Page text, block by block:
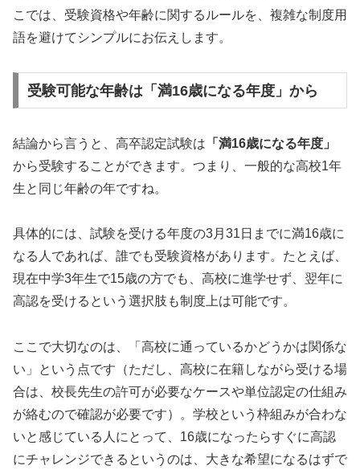
こでは、受験資格や年齢に関するルールを、複雑な制度用
語を避けてシンプルにお伝えします。
受験可能な年齢は「満16歳になる年度」から
結論から言うと、高卒認定試験は 「満16歳になる年度」
から受験することができます。つまり、一般的な高校1年
生と同じ年齢の年ですね。
具体的には、試験を受ける年度の3月31日までに満16歳に
なる人であれば、誰でも受験資格があります。たとえば、
現在中学3年生で15歳の方でも、高校に進学せず、翌年に
高認を受けるという選択肢も制度上は可能です。
ここで大切なのは、「高校に通っているかどうかは関係な
い」という点です（ただし、高校に在籍しながら受ける場
合は、校長先生の許可が必要なケースや単位認定の仕組み
が絡むので確認が必要です）。学校という枠組みが合わな
いと感じている人にとって、16歳になったらすぐに高認
にチャレンジできるというのは、大きな希望になるはずで